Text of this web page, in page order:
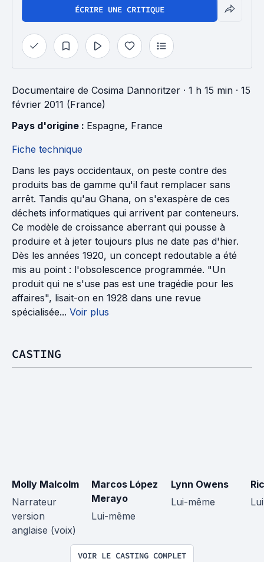
ÉCRIRE UNE CRITIQUE
Documentaire de Cosima Dannoritzer · 1 h 15 min · 15
février 2011 (France)
Pays d'origine : Espagne, France
Fiche technique
Dans les pays occidentaux, on peste contre des
produits bas de gamme qu'il faut remplacer sans
arrêt. Tandis qu'au Ghana, on s'exaspère de ces
déchets informatiques qui arrivent par conteneurs.
Ce modèle de croissance aberrant qui pousse à
produire et à jeter toujours plus ne date pas d'hier.
Dès les années 1920, un concept redoutable a été
mis au point : l'obsolescence programmée. "Un
produit qui ne s'use pas est une tragédie pour les
affaires", lisait-on en 1928 dans une revue
spécialisée... Voir plus
CASTING
Molly Malcolm
Narrateur
version
anglaise (voix)
Marcos López
Merayo
Lui-même
Lynn Owens
Lui-même
VOIR LE CASTING COMPLET